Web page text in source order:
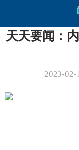
天天要闻：
2023-02-